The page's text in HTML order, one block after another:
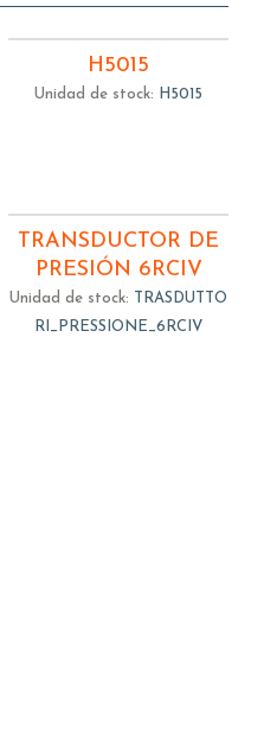
H5015
Unidad de stock: H5015
TRANSDUCTOR DE
PRESIÓN 6RCIV
Unidad de stock: TRASDUTTO
RI_PRESSIONE_6RCIV